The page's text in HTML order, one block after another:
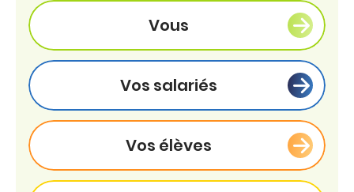
Vous
Vos salariés
Vos élèves